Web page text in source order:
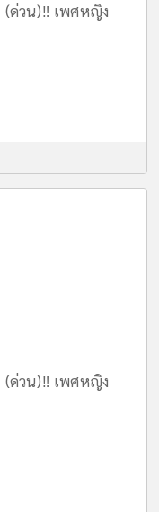
ด่วน)‼️ เพศหญิง
ด่วน)‼️ เพศหญิง